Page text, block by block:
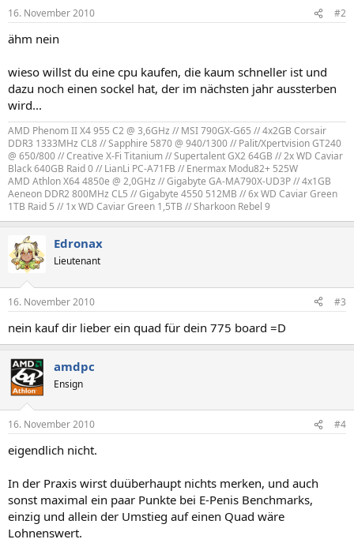
16. November 2010 #2
ähm nein
wieso willst du eine cpu kaufen, die kaum schneller ist und
dazu noch einen sockel hat, der im nächsten jahr aussterben
wird...
AMD Phenom II X4 955 C2 @ 3,6GHz // MSI 790GX-G65 // 4x2GB Corsair
DDR3 1333MHz CL8 // Sapphire 5870 @ 940/1300 // Palit/Xpertvision GT240
@ 650/800 // Creative X-Fi Titanium // Supertalent GX2 64GB // 2x WD Caviar
Black 640GB Raid 0 // LianLi PC-A71FB // Enermax Modu82+ 525W
AMD Athlon X64 4850e @ 2,0GHz // Gigabyte GA-MA790X-UD3P // 4x1GB
Aeneon DDR2 800MHz CL5 // Gigabyte 4550 512MB // 6x WD Caviar Green
1TB Raid 5 // 1x WD Caviar Green 1,5TB // Sharkoon Rebel 9
Edronax
Lieutenant
16. November 2010 #3
nein kauf dir lieber ein quad für dein 775 board =D
amdpc
Ensign
16. November 2010 #4
eigendlich nicht.
In der Praxis wirst duüberhaupt nichts merken, und auch
sonst maximal ein paar Punkte bei E-Penis Benchmarks,
einzig und allein der Umstieg auf einen Quad wäre
Lohnenswert.